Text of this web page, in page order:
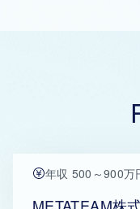
年収 500～900万